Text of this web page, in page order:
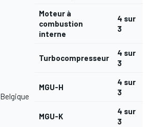
Belgique
Moteur à
combustion
interne
4 sur
3
Turbocompresseur
4 sur
3
MGU-H
4 sur
3
MGU-K
4 sur
3